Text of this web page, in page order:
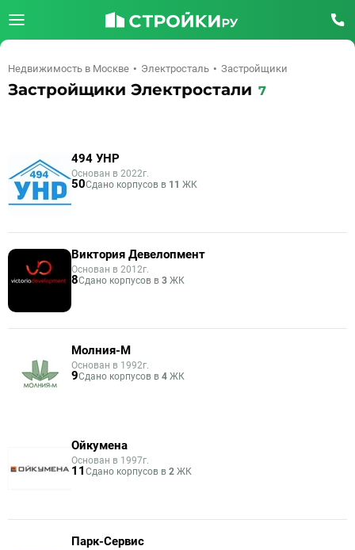
Недвижимость в Москве Электросталь Застройщики
Застройщики Электростали 7
494 УНР
Основан в 2022г.
50Сдано корпусов в 11 ЖК
Виктория Девелопмент
Основан в 2012г.
8Сдано корпусов в 3 ЖК
Молния-М
Основан в 1992г.
9Сдано корпусов в 4 ЖК
Ойкумена
Основан в 1997г.
11 Сдано корпусов в 2 ЖК
Парк-Сервис